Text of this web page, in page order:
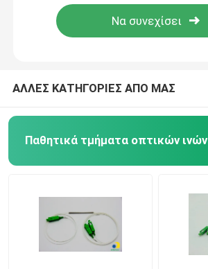
Περίπου εμείς
Γύρος εργοστασίων
Ειδήσεις
ΑΛΛΕΣ ΚΑΤΗΓΟΡΙΕΣ ΑΠΟ ΜΑΣ
Παθητικά τμήματα οπτικών ινών